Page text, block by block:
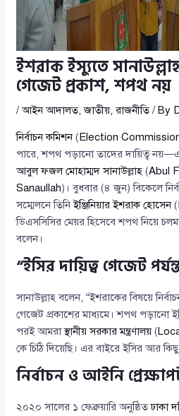
ইশরাক ইস্যুতে
গেজেট প্রকাশ, শপথ নয়
/আইন আদালত,জাতীয়,রাজনীতি/ By
নির্বাচন কমিশন(Election
পারে, শপথ পড়ানো তাদের দায়িত্ব
আবুল ফজল মোহাম্মদ সানাউল্লাহ (Abul
Sanaullah)। বুধবার (৪ জুন) বিকেলে
সম্মেলনে তিনিইঞ্জিনিয়ার ইশরাক হোসেন(
ডিএসসিসির মেয়র হিসেবে শপথ নিয়ে
বলেন।
“ইসির দায়িত্ব গেজেট
সানাউল্লাহ বলেন, “ইশরাকের বিষয়ে
গেজেট প্রকাশের মাধ্যমে। শপথ পড়ানো
পরই আমরাস্থানীয় সরকার মন্ত্রণালয় (
কে চিঠি দিয়েছি। এর বাইরে ইসির আর
নির্বাচন ও আইনি
২০২০ সালের ১ ফেব্রুয়ারি অনুষ্ঠিতঢাকা